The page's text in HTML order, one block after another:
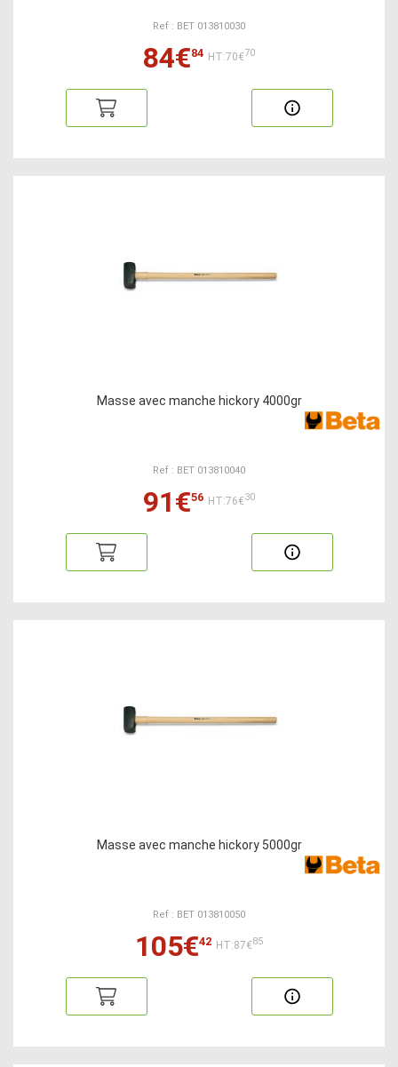
Ref : BET 013810030
84€84 HT:70€70
Masse avec manche hickory 4000gr
Ref : BET 013810040
91€56 HT:76€30
Masse avec manche hickory 5000gr
Ref : BET 013810050
105€42 HT:87€85